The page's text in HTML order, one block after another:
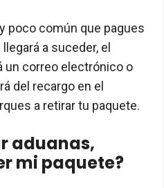
poco común que pagues
a suceder, el
un correo electrónico o
del recargo en el
a retirar tu paquete.
aduanas,
mi paquete?